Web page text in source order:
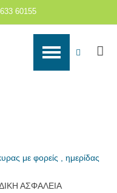
60155
με φορείς , ημερίδας
ΑΣΦΑΛΕΙΑ